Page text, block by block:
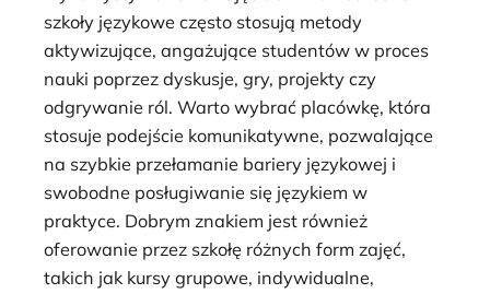
szkoły językowe często stosują metody
aktywizujące, angażujące studentów w proces
nauki poprzez dyskusje, gry, projekty czy
odgrywanie ról. Warto wybrać placówkę, która
stosuje podejście komunikatywne, pozwalające
na szybkie przełamanie bariery językowej i
swobodne posługiwanie się językiem w
praktyce. Dobrym znakiem jest również
oferowanie przez szkołę różnych form zajęć,
takich jak kursy grupowe, indywidualne,